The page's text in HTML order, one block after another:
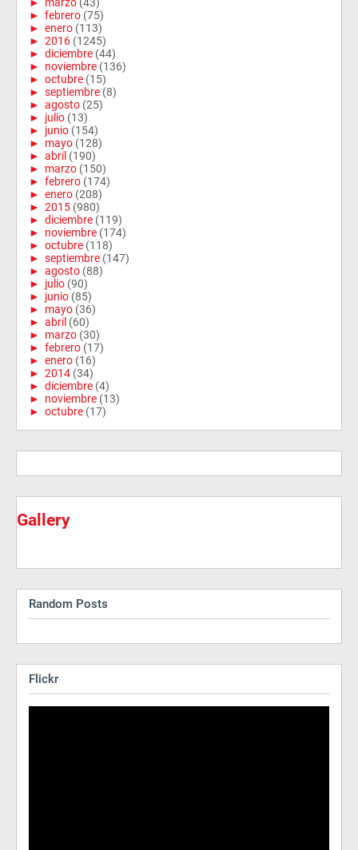
► febrero (75)
► enero (113)
► 2016 (1245)
► diciembre (44)
► noviembre (136)
► octubre (15)
► septiembre (8)
► agosto (25)
► julio (13)
► junio (154)
► mayo (128)
► abril (190)
► marzo (150)
► febrero (174)
► enero (208)
► 2015 (980)
► diciembre (119)
► noviembre (174)
► octubre (118)
► septiembre (147)
► agosto (88)
► julio (90)
► junio (85)
► mayo (36)
► abril (60)
► marzo (30)
► febrero (17)
► enero (16)
► 2014 (34)
► diciembre (4)
► noviembre (13)
► octubre (17)
Gallery
Random Posts
Flickr